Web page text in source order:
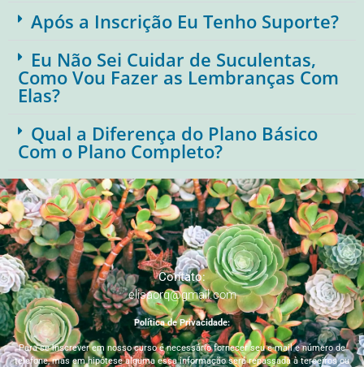
Após a Inscrição Eu Tenho Suporte?
Eu Não Sei Cuidar de Suculentas,
Como Vou Fazer as Lembranças Com
Elas?
Qual a Diferença do Plano Básico
Com o Plano Completo?
Contato:
elisaorq@gmail.com
Política de Privacidade:
Para se inscrever em nosso curso é necessário fornecer seu e-mail e número de
telefone, mas em hipótese alguma essa informação será repassada à terceiros ou